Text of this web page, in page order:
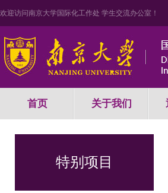
欢迎访问南京大学国际化工作处 学生交流办公室！
首页 关于我们
特别项目